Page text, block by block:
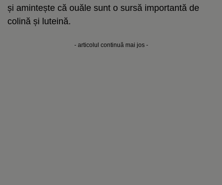
și amintește că ouăle sunt o sursă importantă de
colină și luteină.
- articolul continuă mai jos -